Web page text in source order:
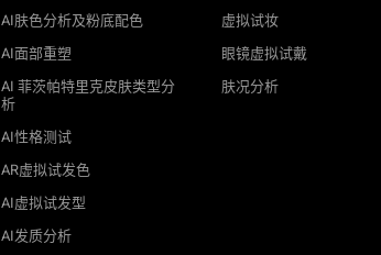
AI肤色分析及粉底配色
AI面部重塑
AI 菲茨帕特里克皮肤类型分
析
AI性格测试
AR虚拟试发色
AI虚拟试发型
AI发质分析
虚拟试妆
眼镜虚拟试戴
肤况分析